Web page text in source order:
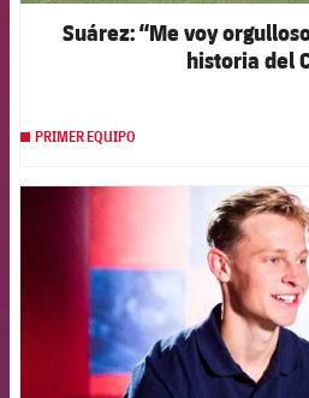
Suárez: “Me voy
historia del
PRIMER EQUIPO
FCB